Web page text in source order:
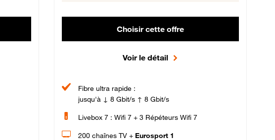
Choisir cette offre
Voir le détail
Fibre ultra rapide :
jusqu'à ↓ 8 Gbit/s ↑ 8 Gbit/s
Livebox 7 : Wifi 7 + 3 Répéteurs Wifi 7
200 chaînes TV + Eurosport 1